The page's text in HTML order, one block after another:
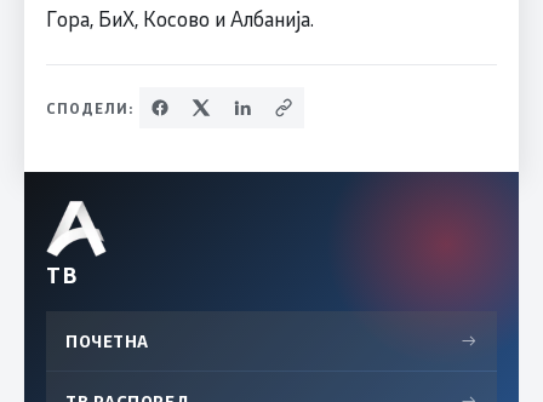
Гора, БиХ, Косово и Албанија.
СПОДЕЛИ:
ТВ
ПОЧЕТНА →